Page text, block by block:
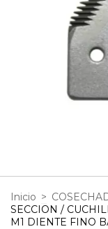
Inicio >
SECCION /
M1 DIENTE FINO